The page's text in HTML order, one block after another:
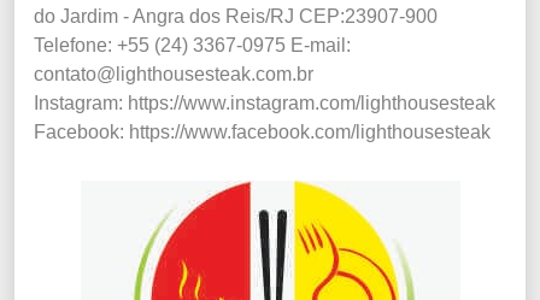
do Jardim - Angra dos Reis/RJ CEP:23907-900
Telefone: +55 (24) 3367-0975 E-mail:
contato@lighthousesteak.com.br
Instagram: https://www.instagram.com/lighthousesteak
Facebook: https://www.facebook.com/lighthousesteak